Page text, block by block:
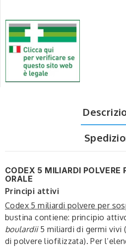
CODEX 5 MILIARDI POLVERE
ORALE
Principi attivi
Codex 5 miliardi polvere per
bustina contiene: principio
boulardii5 miliardi di germi vivi
di polvere liofilizzata). Per